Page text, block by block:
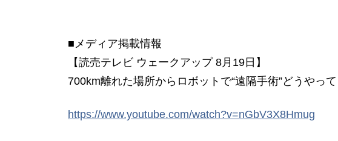
■メディア掲載情報
【読売テレビ ウェークアップ 8月19日】
700km離れた場所からロボットで“遠隔手術”どうやっ
https://www.youtube.com/watch?v=nGbV3X8Hmug